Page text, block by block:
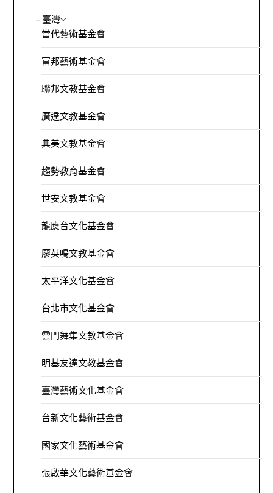
– 臺灣
當代藝術基金會
富邦藝術基金會
聯邦文教基金會
廣達文教基金會
典美文教基金會
趨勢教育基金會
世安文教基金會
龍應台文化基金會
廖英鳴文教基金會
太平洋文化基金會
台北市文化基金會
雲門舞集文教基金會
明基友達文教基金會
臺灣藝術文化基金會
台新文化藝術基金會
國家文化藝術基金會
張啟華文化藝術基金會